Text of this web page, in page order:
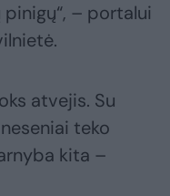
– portalui
atvejis. Su
teko
kita –